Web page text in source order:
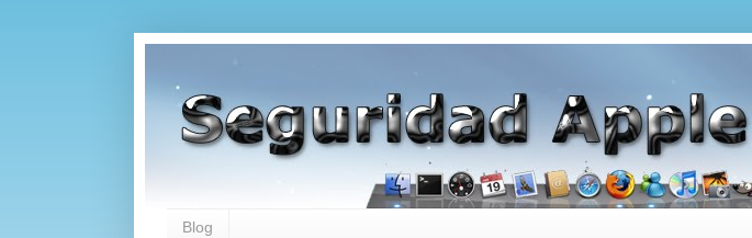
Blog